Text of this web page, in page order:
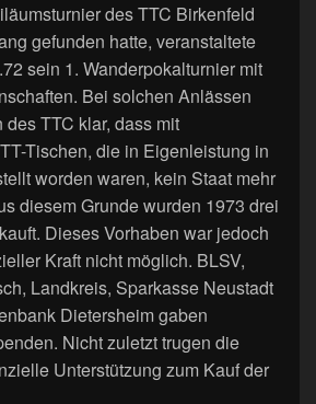
des TTC Birkenfeld
gefunden hatte, veranstaltete
sein 1. Wanderpokalturnier mit
Bei solchen Anlässen
TTC klar, dass mit
Tischen, die in Eigenleistung in
worden waren, kein Staat mehr
diesem Grunde wurden 1973 drei
Dieses Vorhaben war jedoch
Kraft nicht möglich. BLSV,
Landkreis, Sparkasse Neustadt
Dietersheim gaben
Nicht zuletzt trugen die
Unterstützung zum Kauf der